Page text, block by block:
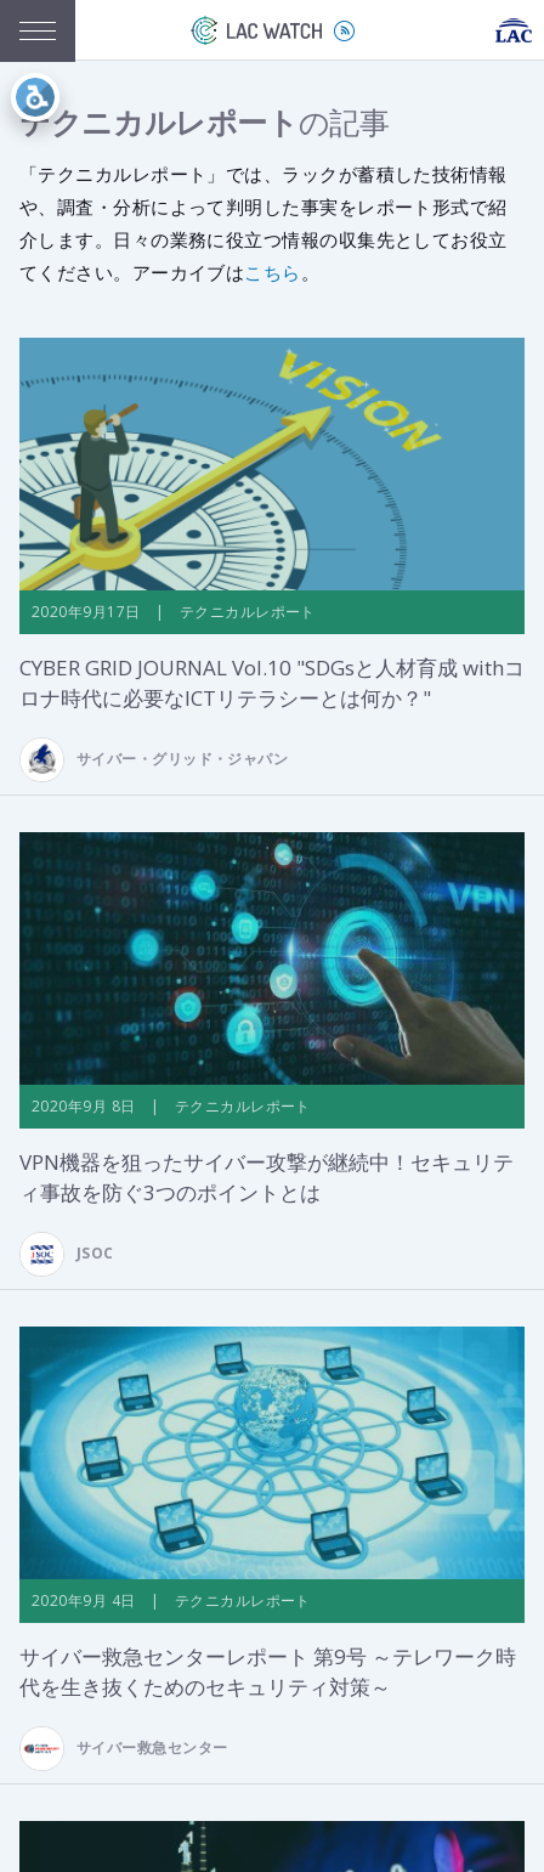
テクニカルレポート の記事
「テクニカルレポート」では、ラックが蓄積した技術情報
や、調査・分析によって判明した事実をレポート形式で紹
介します。日々の業務に役立つ情報の収集先としてお役立
てください。アーカイブはこちら 。
2020年9月17日 | テクニカルレポート
CYBER GRID JOURNAL Vol.10 "SDGsと人材育成 withコ
ロナ時代に必要なICTリテラシーとは何か？"
サイバー・グリッド・ジャパン
2020年9月 8日 | テクニカルレポート
VPN機器を狙ったサイバー攻撃が継続中！セキュリテ
ィ事故を防ぐ3つのポイントとは
JSOC
2020年9月 4日 | テクニカルレポート
サイバー救急センターレポート 第9号 ～テレワーク時
代を生き抜くためのセキュリティ対策～
サイバー救急センター